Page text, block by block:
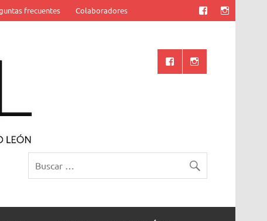
frecuentes Colaboradores
Ciencia UANL